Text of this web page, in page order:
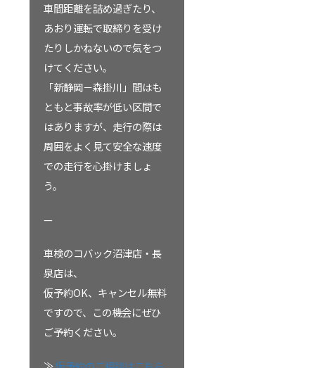
車間距離を詰め過ぎたり、
あおり運転で取締りを受け
たりしかねないので気をつ
けてください。
「新静岡－森掛川」間はも
ともと事故率が低い区間で
はありますが、走行の際は
周囲をよく見て安全な速度
での走行を心掛けましょ
う。
—
車検のコバック沼津店・長
泉店は、
仮予約OK、キャンセル無料
ですので、この機会にぜひ
ご予約ください。